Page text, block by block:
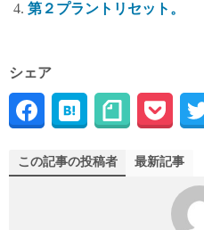
第２プラントリセット。
シェア
この記事の投稿者 最新記事